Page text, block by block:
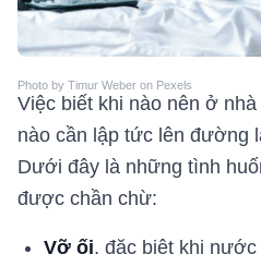
Photo by Timur Weber on Pexels
Việc biết khi nào nên ở
nào cần lập tức lên đường
Dưới đây là những tình
được chần chừ:
Vỡ ối, đặc biệt khi